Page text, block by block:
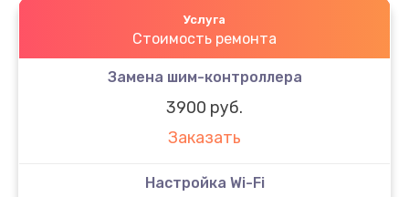
Услуга
Стоимость ремонта
Замена шим-контроллера
3900 руб.
Заказать
Настройка Wi-Fi